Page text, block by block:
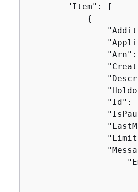
        "Item": [
{
"Id":